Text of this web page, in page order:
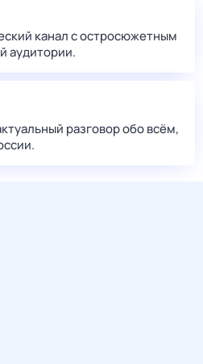
канал с остросюжетным
аудитории.
разговор обо всём,